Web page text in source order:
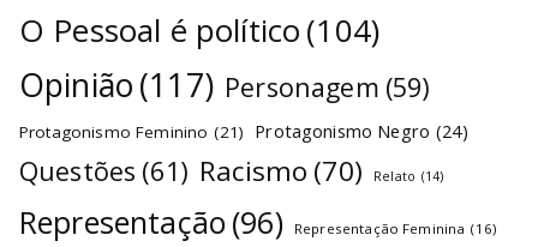
O Pessoal é político(104)
Opinião(117) Personagem (59)
Protagonismo Feminino (21) Protagonismo Negro (24)
Questões (61) Racismo (70) Relato (14)
Representação (96) Representação Feminina (16)